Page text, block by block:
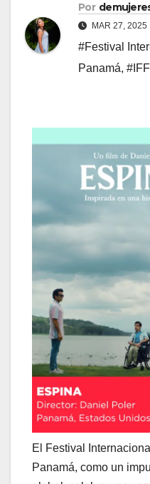
Por
MAR 27, 2025
#Festival
Panamá,
El Festival
Panamá, como un